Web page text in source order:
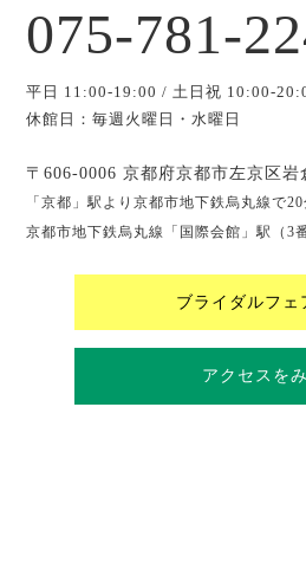
075-781-
平日 11:00-19:00 / 土日祝 10:00-
休館日：毎週火曜日・水曜日
〒606-0006 京都府京都市左京区岩
「京都」駅より京都市地下鉄烏丸線で20
京都市地下鉄烏丸線「国際会館」駅（3
ブライダルフェ
アクセスを